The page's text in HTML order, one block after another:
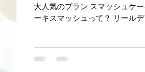
大人気のプラン スマッシュケ
ーキスマッシュって？ リール